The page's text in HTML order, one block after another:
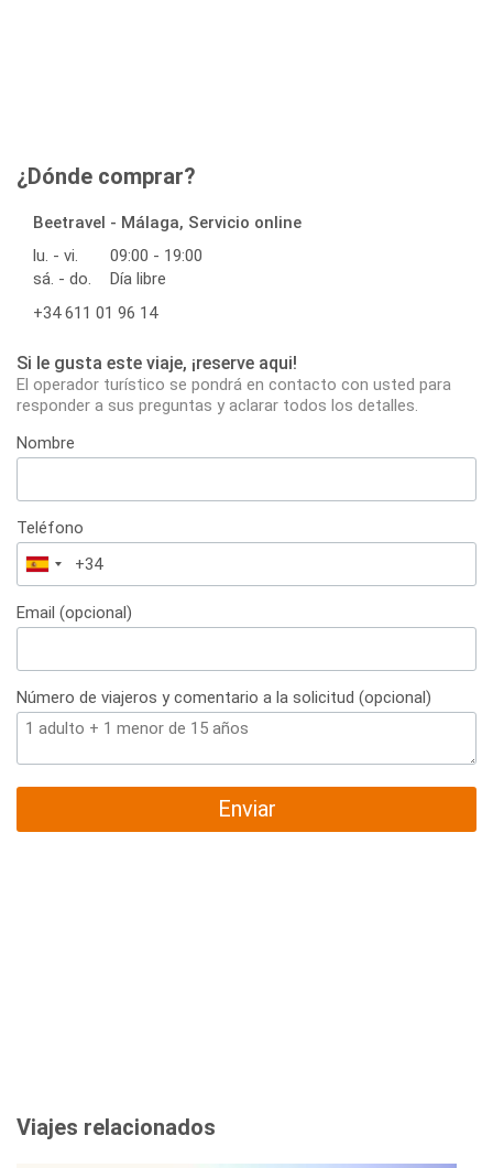
¿Dónde comprar?
Beetravel - Málaga, Servicio online
lu. - vi.
09:00 - 19:00
sá. - do.
Día libre
+34 611 01 96 14
Si le gusta este viaje, ¡reserve aqui!
El operador turístico se pondrá en contacto con usted para
responder a sus preguntas y aclarar todos los detalles.
Nombre
Teléfono
España
+34
Email (opcional)
Número de viajeros y comentario a la solicitud (opcional)
Enviar
Viajes relacionados